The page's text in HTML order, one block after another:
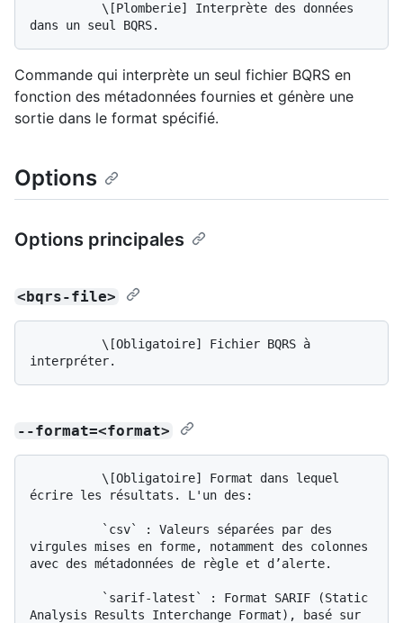
Commande qui interprète un seul fichier BQRS en
fonction des métadonnées fournies et génère une
sortie dans le format spécifié.
Options
Options principales
<bqrs-file>
--format=<format>
écrire les résultats. L'un des:
virgules mises en forme, notamment des colonnes
avec des métadonnées de règle et d’alerte.
Analysis Results Interchange Format), basé sur